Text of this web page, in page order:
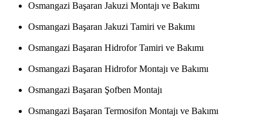
Osmangazi Başaran Jakuzi Montajı ve Bakımı
Osmangazi Başaran Jakuzi Tamiri ve Bakımı
Osmangazi Başaran Hidrofor Tamiri ve Bakımı
Osmangazi Başaran Hidrofor Montajı ve Bakımı
Osmangazi Başaran Şofben Montajı
Osmangazi Başaran Termosifon Montajı ve Bakımı